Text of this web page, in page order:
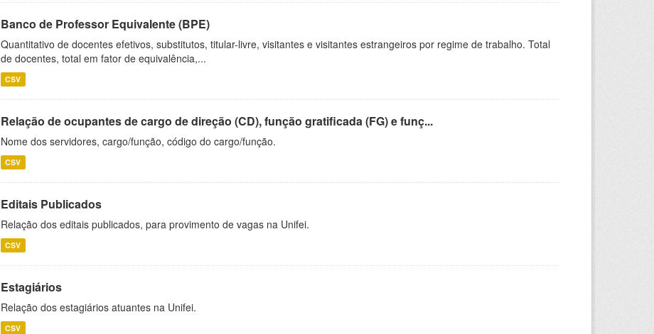
Banco de Professor Equivalente (BPE)
Quantitativo de docentes efetivos, substitutos, titular-livre, visitantes e visitantes estrangeiros por regime de trabalho. Total
de docentes, total em fator de equivalência,...
CSV
Relação de ocupantes de cargo de direção (CD), função gratificada (FG) e funç...
Nome dos servidores, cargo/função, código do cargo/função.
CSV
Editais Publicados
Relação dos editais publicados, para provimento de vagas na Unifei.
CSV
Estagiários
Relação dos estagiários atuantes na Unifei.
CSV